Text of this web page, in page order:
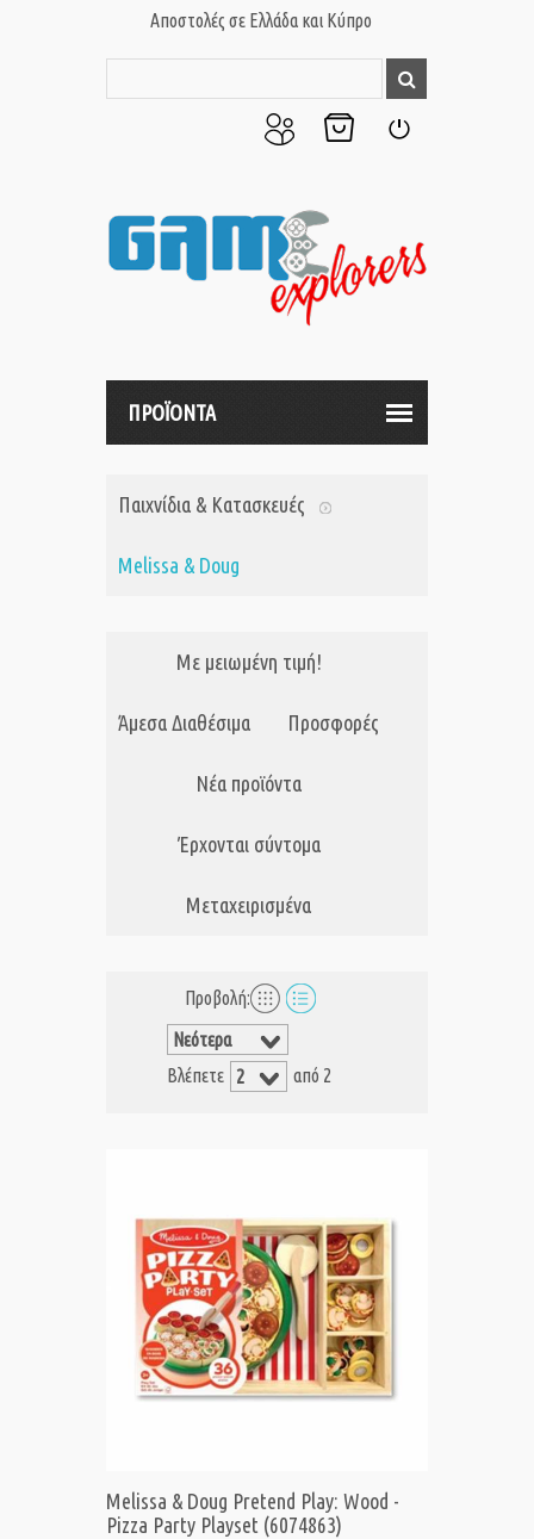
Αποστολές σε Ελλάδα και Κύπρο
μου
ΠΡΟΪΟΝΤΑ
Παιχνίδια & Κατασκευές
Melissa & Doug
Με μειωμένη τιμή!
Άμεσα Διαθέσιμα Προσφορές
Νέα προϊόντα
Έρχονται σύντομα
Μεταχειρισμένα
Προβολή:
Βλέπετε από 2
Melissa & Doug Pretend Play: Wood -
Pizza Party Playset (6074863)